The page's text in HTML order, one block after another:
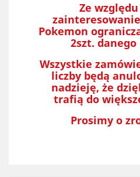
Ze
Pokemon
2szt.
Wszystkie
liczby będą
nadzieję, że
trafią do
Prosimy o